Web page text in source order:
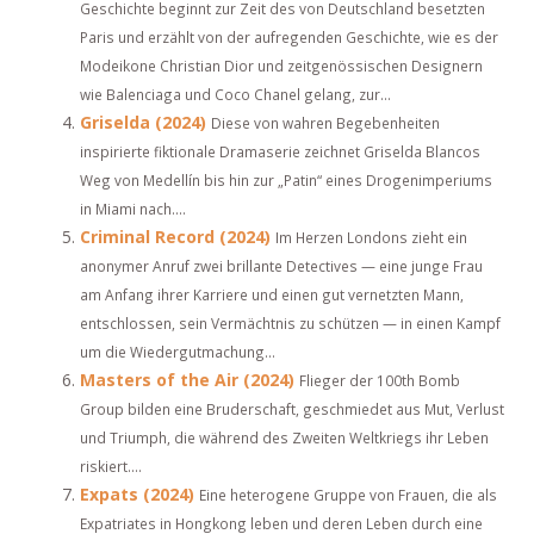
Geschichte beginnt zur Zeit des von Deutschland besetzten
Paris und erzählt von der aufregenden Geschichte, wie es der
Modeikone Christian Dior und zeitgenössischen Designern
wie Balenciaga und Coco Chanel gelang, zur...
Griselda (2024) Diese von wahren Begebenheiten
inspirierte fiktionale Dramaserie zeichnet Griselda Blancos
Weg von Medellín bis hin zur „Patin“ eines Drogenimperiums
in Miami nach....
Criminal Record (2024) Im Herzen Londons zieht ein
anonymer Anruf zwei brillante Detectives — eine junge Frau
am Anfang ihrer Karriere und einen gut vernetzten Mann,
entschlossen, sein Vermächtnis zu schützen — in einen Kampf
um die Wiedergutmachung...
Masters of the Air (2024) Flieger der 100th Bomb
Group bilden eine Bruderschaft, geschmiedet aus Mut, Verlust
und Triumph, die während des Zweiten Weltkriegs ihr Leben
riskiert....
Expats (2024) Eine heterogene Gruppe von Frauen, die als
Expatriates in Hongkong leben und deren Leben durch eine